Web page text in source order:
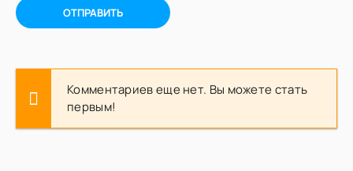
ОТПРАВИТЬ
Комментариев еще нет. Вы можете стать
первым!